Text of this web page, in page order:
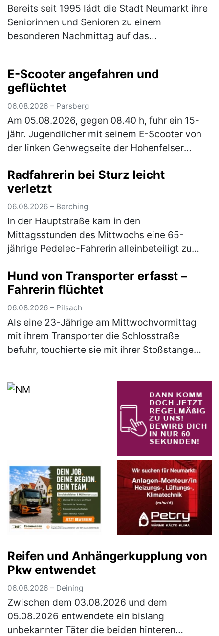
Bereits seit 1995 lädt die Stadt Neumarkt ihre
Seniorinnen und Senioren zu einem
besonderen Nachmittag auf das
Er…(mehr)
E-Scooter angefahren und
geflüchtet
06.08.2026 – Parsberg
Am 05.08.2026, gegen 08.40 h, fuhr ein 15-
jähr. Jugendlicher mit seinem E-Scooter von
der linken Gehwegseite der Hohenfelser
Straße ein. Hier fuhr er auf … (mehr)
Radfahrerin bei Sturz leicht
verletzt
06.08.2026 – Berching
In der Hauptstraße kam in den
Mittagsstunden des Mittwochs eine 65-
jährige Pedelec-Fahrerin alleinbeteiligt zu
und musste mit dem Rettungswagen ins
Klinikum… (mehr)
Hund von Transporter erfasst –
Fahrerin flüchtet
06.08.2026 – Pilsach
Als eine 23-Jährige am Mittwochvormittag
mit ihrem Transporter die Schlosstraße
befuhr, touchierte sie mit ihrer Stoßstange
Reifen und Anhängerkupplung von
Pkw entwendet
06.08.2026 – Deining
Zwischen dem 03.08.2026 und dem
05.08.2026 entwendete ein bislang
unbekannter Täter die beiden hinteren